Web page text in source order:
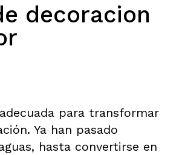
decoracion
para transformar
Ya han pasado
hasta convertirse en